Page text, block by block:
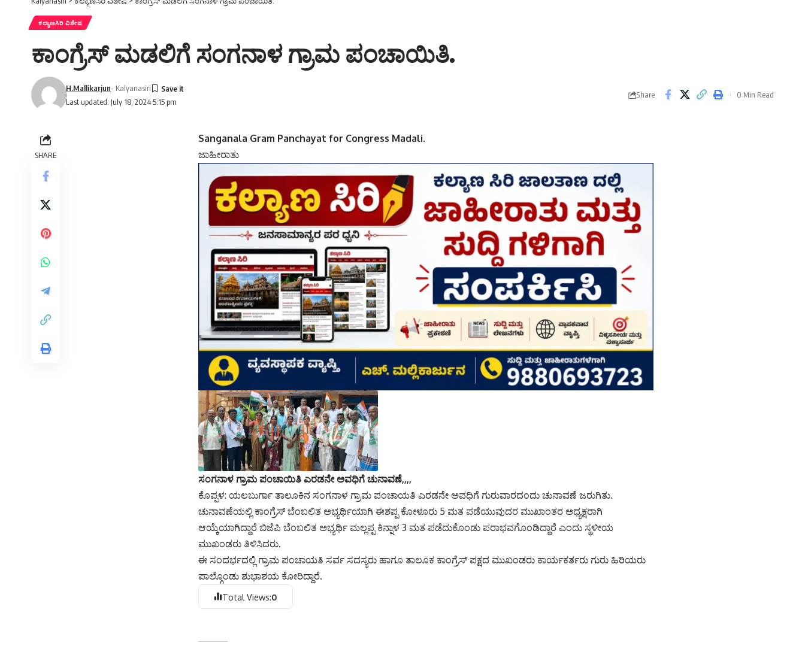
ಕಲ್ಯಾಣಸಿರಿ ವಿಶೇಷ
ಕಾಂಗ್ರೆಸ್ ಮಡಲಿಗೆ ಸಂಗನಾಳ ಗ್ರಾಮ ಪಂಚಾಯಿತಿ.
Last updated: July 18, 2024 5:15 pm
H.Mallikarjun- Kalyanasiri
Share 0 Min Read
SHARE
Sanganala Gram Panchayat for Congress Madali.
ಜಾಹೀರಾತು
ಸಂಗನಾಳ ಗ್ರಾಮ ಪಂಚಾಯಿತಿ ಎರಡನೇ ಅವಧಿಗೆ ಚುನಾವಣೆ,,,,
ಕೊಪ್ಪಳ: ಯಲಬುರ್ಗಾ ತಾಲೂಕಿನ ಸಂಗನಾಳ ಗ್ರಾಮ ಪಂಚಾಯತಿ ಎರಡನೇ ಅವಧಿಗೆ ಗುರುವಾರದಂದು ಚುನಾವಣೆ ಜರುಗಿತು.
ಚುನಾವಣೆಯಲ್ಲಿ ಕಾಂಗ್ರೆಸ್ ಬೆಂಬಲಿತ ಅಭ್ಯರ್ಥಿಯಾಗಿ ಈಶಪ್ಪ ಕೋಳೂರು 5 ಮತ ಪಡೆಯುವುದರ ಮುಖಾಂತರ ಅಧ್ಯಕ್ಷರಾಗಿ
ಆಯ್ಕೆಯಾಗಿದ್ದಾರೆ ಬಿಜೆಪಿ ಬೆಂಬಲಿತ ಅಭ್ಯರ್ಥಿ ಮಲ್ಲಪ್ಪ ಕಿನ್ನಾಳ 3 ಮತ ಪಡೆದುಕೊಂಡು ಪರಾಭವಗೊಂಡಿದ್ದಾರೆ ಎಂದು ಸ್ಥಳೀಯ
ಮುಖಂಡರು ತಿಳಿಸಿದರು.
ಈ ಸಂದರ್ಭದಲ್ಲಿ ಗ್ರಾಮ ಪಂಚಾಯತಿ ಸರ್ವ ಸದಸ್ಯರು ಹಾಗೂ ತಾಲೂಕ ಕಾಂಗ್ರೆಸ್ ಪಕ್ಷದ ಮುಖಂಡರು ಕಾರ್ಯಕರ್ತರು ಗುರು ಹಿರಿಯರು
ಪಾಲ್ಗೊಂಡು ಶುಭಾಶಯ ಕೋರಿದ್ದಾರೆ.
Total Views:0